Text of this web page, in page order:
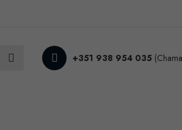
+351 938 954 035